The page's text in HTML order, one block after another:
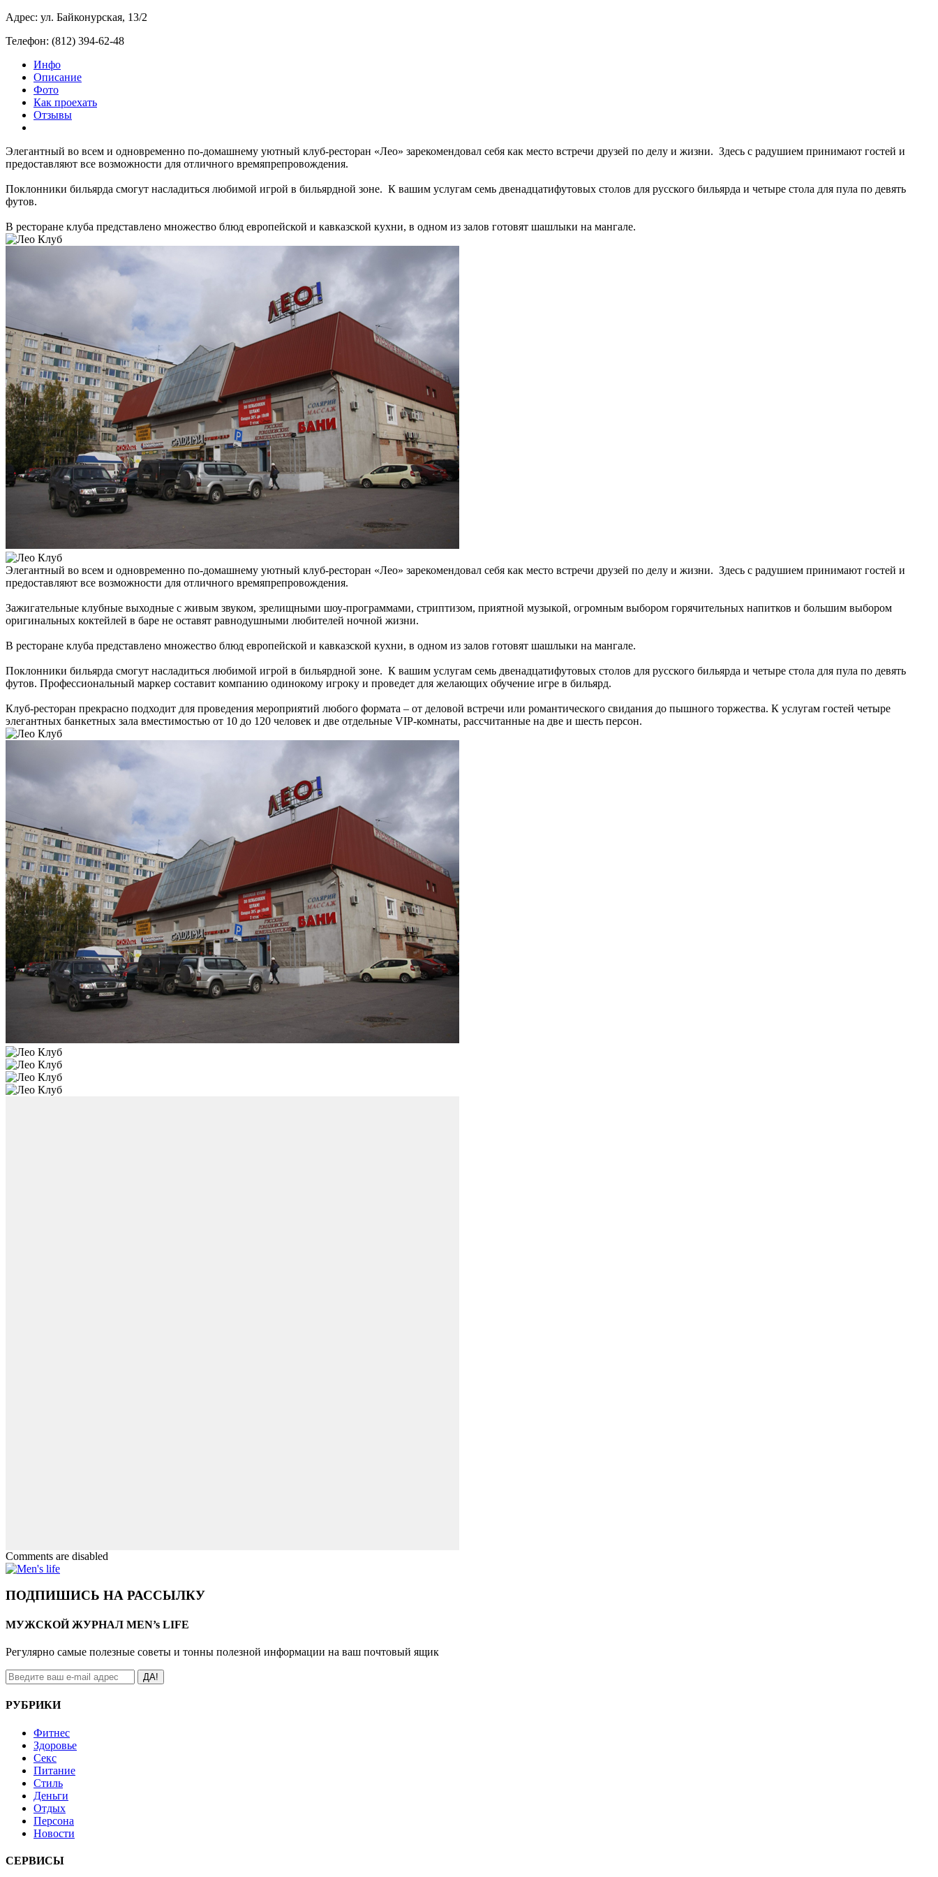
Адрес: ул. Байконурская, 13/2
Телефон: (812) 394-62-48
Инфо
Описание
Фото
Как проехать
Отзывы
Элегантный во всем и одновременно по-домашнему уютный клуб-ресторан «Лео» зарекомендовал себя как место встречи друзей по делу и жизни. Здесь с радушием принимают гостей и
предоставляют все возможности для отличного времяпрепровождения.
Поклонники бильярда смогут насладиться любимой игрой в бильярдной зоне. К вашим услугам семь двенадцатифутовых столов для русского бильярда и четыре стола для пула по девять
футов.
В ресторане клуба представлено множество блюд европейской и кавказской кухни, в одном из залов готовят шашлыки на мангале.
Элегантный во всем и одновременно по-домашнему уютный клуб-ресторан «Лео» зарекомендовал себя как место встречи друзей по делу и жизни. Здесь с радушием принимают гостей и
предоставляют все возможности для отличного времяпрепровождения.
Зажигательные клубные выходные с живым звуком, зрелищными шоу-программами, стриптизом, приятной музыкой, огромным выбором горячительных напитков и большим выбором
оригинальных коктейлей в баре не оставят равнодушными любителей ночной жизни.
В ресторане клуба представлено множество блюд европейской и кавказской кухни, в одном из залов готовят шашлыки на мангале.
Поклонники бильярда смогут насладиться любимой игрой в бильярдной зоне. К вашим услугам семь двенадцатифутовых столов для русского бильярда и четыре стола для пула по девять
футов. Профессиональный маркер составит компанию одинокому игроку и проведет для желающих обучение игре в бильярд.
Клуб-ресторан прекрасно подходит для проведения мероприятий любого формата – от деловой встречи или романтического свидания до пышного торжества. К услугам гостей четыре
элегантных банкетных зала вместимостью от 10 до 120 человек и две отдельные VIP-комнаты, рассчитанные на две и шесть персон.
Comments are disabled
ПОДПИШИСЬ НА РАССЫЛКУ
МУЖСКОЙ ЖУРНАЛ MEN’s LIFE
Регулярно самые полезные советы и тонны полезной информации на ваш почтовый ящик
ДА!
РУБРИКИ
Фитнес
Здоровье
Секс
Питание
Стиль
Деньги
Отдых
Персона
Новости
СЕРВИСЫ